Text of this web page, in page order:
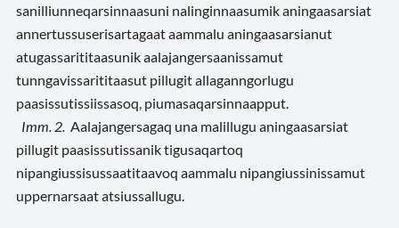
sanilliunneqarsinnaasuni nalinginnaasumik aningaasarsiat
annertussuserisartagaat aammalu aningaasarsianut
atugassarititaasunik aalajangersaanissamut
tunngavissarititaasut pillugit allaganngorlugu
paasissutissiissasoq, piumasaqarsinnaapput.
Imm. 2. Aalajangersagaq una malillugu aningaasarsiat
pillugit paasissutissanik tigusaqartoq
nipangiussisussaatitaavoq aammalu nipangiussinissamut
uppernarsaat atsiussallugu.